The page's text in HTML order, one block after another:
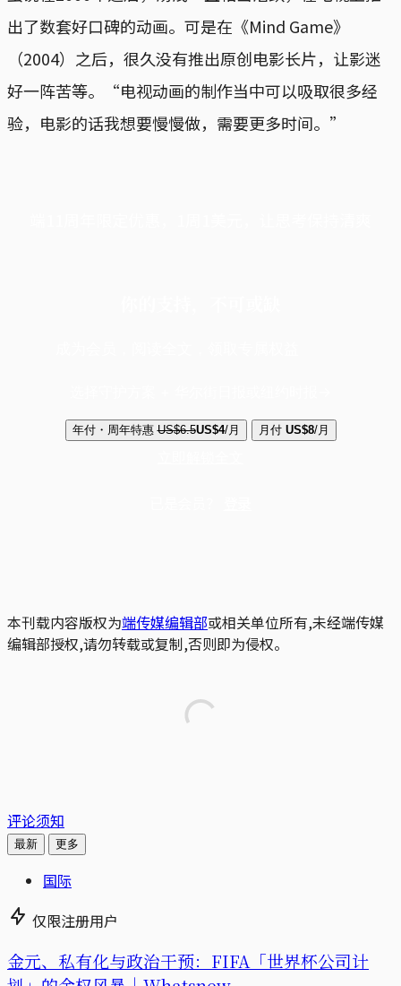
出了数套好口碑的动画。可是在《Mind Game》
（2004）之后，很久没有推出原创电影长片，让影迷
好一阵苦等。“电视动画的制作当中可以吸取很多经
验，电影的话我想要慢慢做，需要更多时间。”
年付・周年特惠 US$6.5US$4/月 月付 US$8/月
本刊载内容版权为端传媒编辑部或相关单位所有,未经端传媒
编辑部授权,请勿转载或复制,否则即为侵权。
评论须知
最新 更多
国际
仅限注册用户
金元、私有化与政治干预：FIFA「世界杯公司计